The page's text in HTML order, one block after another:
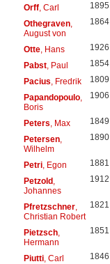
Orff, Carl 1895
Othegraven,
August von
1864
Otte, Hans 1926
Pabst, Paul 1854
Pacius, Fredrik 1809
Papandopoulo,
Boris
1906
Peters, Max 1849
Petersen,
Wilhelm
1890
Petri, Egon 1881
Petzold ,
Johannes
1912
Pfretzschner,
Christian Robert
1821
Pietzsch,
Hermann
1851
Piutti, Carl 1846